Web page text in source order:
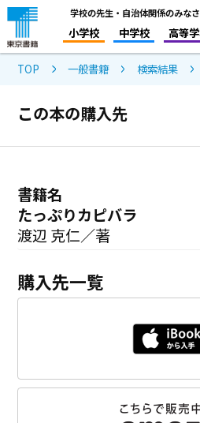
学校の先生・自治体関係のみな
小学校 中学校 高等
TOP 一般書籍 検索結果
この本の購入先
書籍名
たっぷりカピバラ
渡辺 克仁／著
購入先一覧